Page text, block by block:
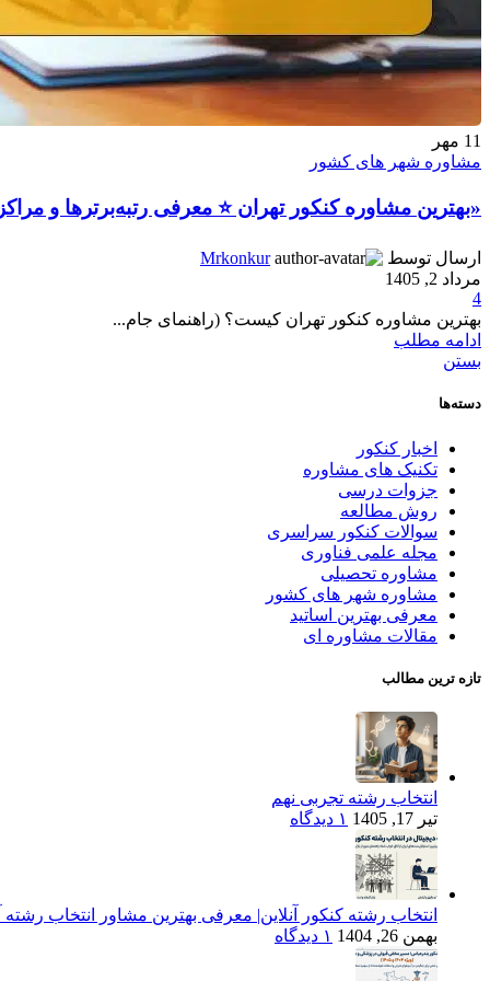
11 مهر
مشاوره شهر های کشور
«بهترین مشاوره کنکور تهران ⭐ معرفی رتبه‌برترها و مراکز
ارسال توسط
Mrkonkur
مرداد 2, 1405
4
بهترین مشاوره کنکور تهران کیست؟ (راهنمای جام...
ادامه مطلب
بستن
دسته‌ها
اخبار کنکور
تکنیک های مشاوره
جزوات درسی
روش مطالعه
سوالات کنکور سراسری
مجله علمی فناوری
مشاوره تحصیلی
مشاوره شهر های کشور
معرفی بهترین اساتید
مقالات مشاوره ای
تازه ترین مطالب
انتخاب رشته تجربی نهم
تیر 17, 1405
۱ دیدگاه
انتخاب رشته کنکور آنلاین| معرفی بهترین مشاور انتخاب رشته
بهمن 26, 1404
۱ دیدگاه